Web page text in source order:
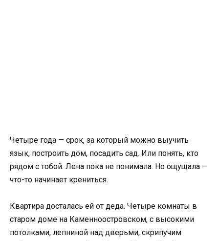
Четыре года — срок, за который можно выучить
язык, построить дом, посадить сад. Или понять, кто
рядом с тобой. Лена пока не понимала. Но ощущала —
что-то начинает крениться.
Квартира досталась ей от деда. Четыре комнаты в
старом доме на Каменноостровском, с высокими
потолками, лепниной над дверьми, скрипучим